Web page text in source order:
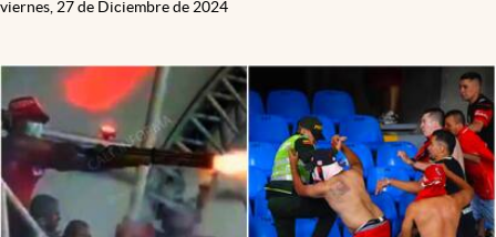
viernes, 27 de Diciembre de 2024